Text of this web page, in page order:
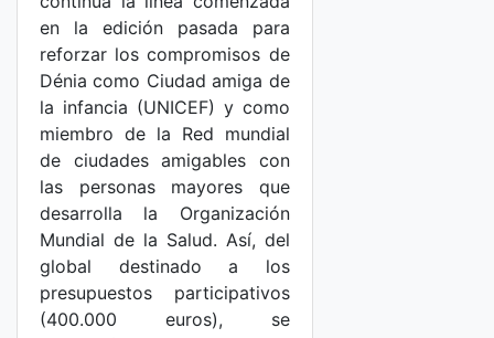
en la edición pasada para
reforzar los compromisos de
Dénia como Ciudad amiga de
la infancia (UNICEF) y como
miembro de la Red mundial
de ciudades amigables con
las personas mayores que
desarrolla la Organización
Mundial de la Salud. Así, del
global destinado a los
presupuestos participativos
(400.000 euros), se